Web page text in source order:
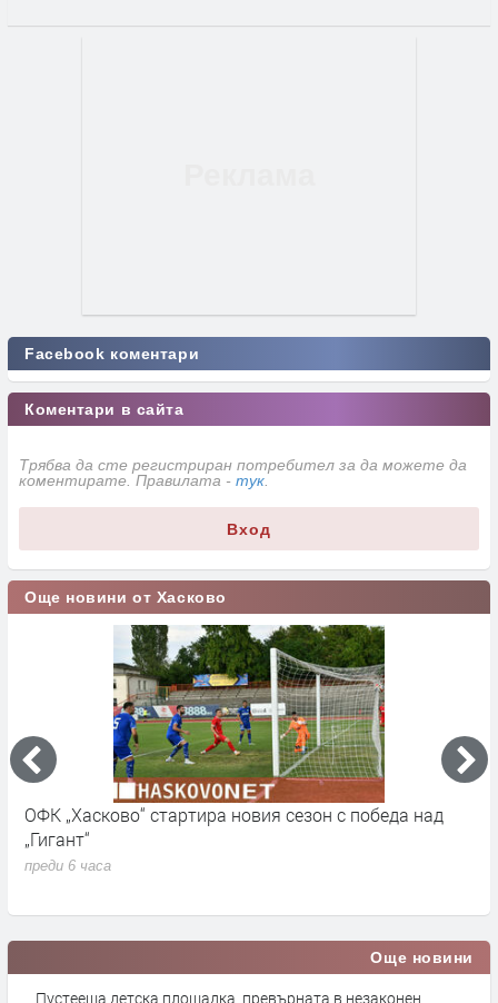
Facebook коментари
Коментари в сайта
Трябва да сте регистриран потребител за да можете да
коментирате. Правилата - тук
Вход
Още новини от Хасково
ОФК „Хасково“ стартира новия сезон с победа над
„Гигант“
преди 6 часа
Още новини
Пустееща детска площадка, превърната в незаконен